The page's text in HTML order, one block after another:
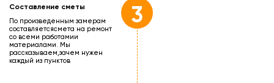
Составление сметы
По произведенным замерам
составляетсясмета на ремонт
со всеми работамии
материалами. Мы
рассказываем,зачем нужен
каждый из пунктов
3